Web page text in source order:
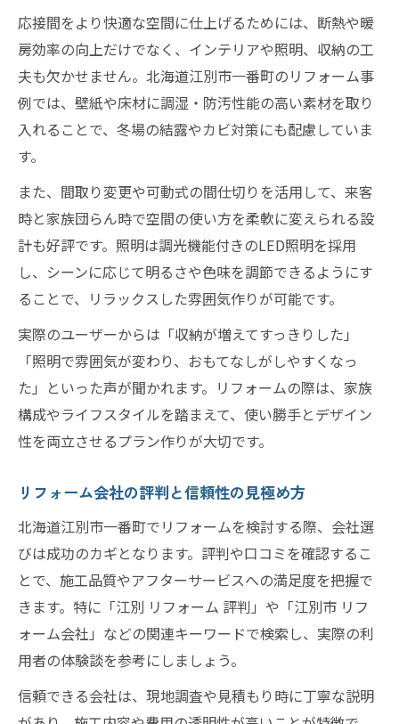
応接間をより快適な空間に仕上げるためには、断熱や暖
房効率の向上だけでなく、インテリアや照明、収納の工
夫も欠かせません。北海道江別市一番町のリフォーム事
例では、壁紙や床材に調湿・防汚性能の高い素材を取り
入れることで、冬場の結露やカビ対策にも配慮していま
す。
また、間取り変更や可動式の間仕切りを活用して、来客
時と家族団らん時で空間の使い方を柔軟に変えられる設
計も好評です。照明は調光機能付きのLED照明を採用
し、シーンに応じて明るさや色味を調節できるようにす
ることで、リラックスした雰囲気作りが可能です。
実際のユーザーからは「収納が増えてすっきりした」
「照明で雰囲気が変わり、おもてなしがしやすくなっ
た」といった声が聞かれます。リフォームの際は、家族
構成やライフスタイルを踏まえて、使い勝手とデザイン
性を両立させるプラン作りが大切です。
リフォーム会社の評判と信頼性の見極め方
北海道江別市一番町でリフォームを検討する際、会社選
びは成功のカギとなります。評判や口コミを確認するこ
とで、施工品質やアフターサービスへの満足度を把握で
きます。特に「江別 リフォーム 評判」や「江別市 リフ
ォーム会社」などの関連キーワードで検索し、実際の利
用者の体験談を参考にしましょう。
信頼できる会社は、現地調査や見積もり時に丁寧な説明